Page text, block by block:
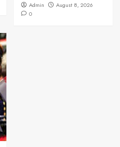
Admin
August 8, 2026
0